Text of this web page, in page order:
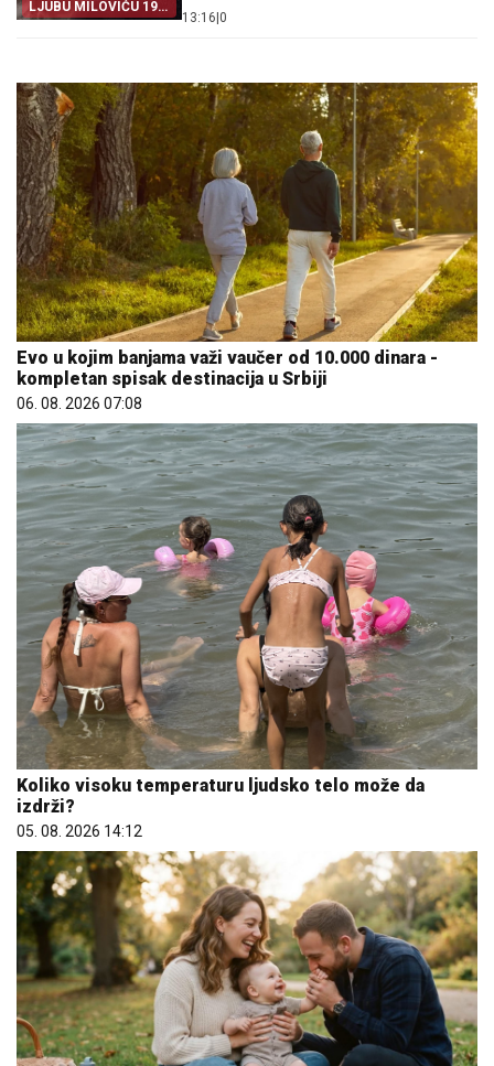
LJUBU MILOVIĆU 19
GODINA
13:16 0
Evo u kojim banjama važi vaučer od 10.000 dinara -
kompletan spisak destinacija u Srbiji
06. 08. 2026 07:08
Koliko visoku temperaturu ljudsko telo može da
izdrži?
05. 08. 2026 14:12